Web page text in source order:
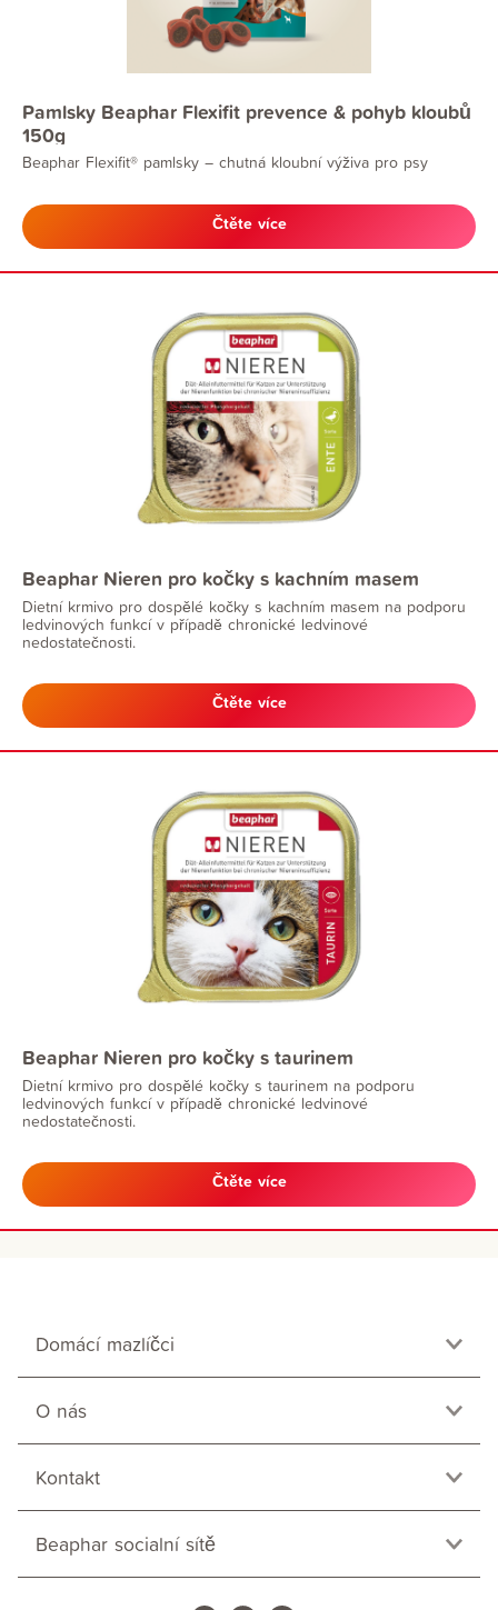
Pamlsky Beaphar Flexifit prevence & pohyb kloubů
150g
Beaphar Flexifit® pamlsky – chutná kloubní výživa pro psy
Čtěte více
Beaphar Nieren pro kočky s kachním masem
Dietní krmivo pro dospělé kočky s kachním masem na podporu
ledvinových funkcí v případě chronické ledvinové
nedostatečnosti.
Čtěte více
Beaphar Nieren pro kočky s taurinem
Dietní krmivo pro dospělé kočky s taurinem na podporu
ledvinových funkcí v případě chronické ledvinové
nedostatečnosti.
Čtěte více
Domácí mazlíčci
O nás
Kontakt
Beaphar socialní sítě